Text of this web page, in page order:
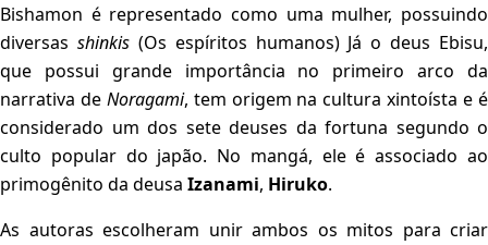
Bishamon é representado como uma mulher, possuindo
diversas shinkis(Os espíritos humanos) Já o deus Ebisu,
que possui grande importância no primeiro arco da
narrativa de Noragami, tem origem na cultura xintoísta e é
considerado um dos sete deuses da fortuna segundo o
culto popular do japão. No mangá, ele é associado ao
primogênito da deusa Izanami, Hiruko.
As autoras escolheram unir ambos os mitos para criar